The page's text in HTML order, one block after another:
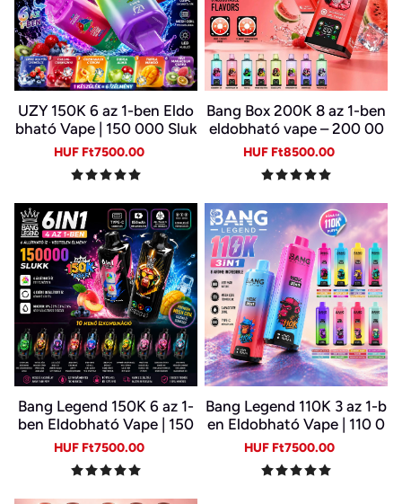
UZY 150K 6 az 1-ben Eldo
bható Vape | 150 000 Sluk
k | 10 Ízkombináció | LED K
ijelző | Type-C Újratölthet
ő E-cigi
Sale
HUF Ft7500.00
Bang Box 200K 8 az 1-ben
eldobható vape – 200 00
0 slukk, 10 íz
Sale
HUF Ft8500.00
Bang Legend 150K 6 az 1-
ben Eldobható Vape | 150
000 Slukk | USB-C Újratöl
thető E-cigi | 6 Íz Egy Kész
ülékben
Sale
HUF Ft7500.00
Bang Legend 110K 3 az 1-b
en Eldobható Vape | 110 0
00 Slukk | 3 Íz Egy Készülé
kben | Digitális Kijelző | Ty
pe-C
Sale
HUF Ft7500.00